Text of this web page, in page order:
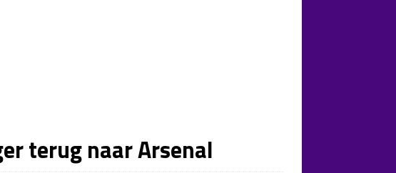
terug naar Arsenal